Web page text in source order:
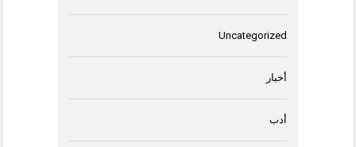
Uncategorized
أخبار
أدب